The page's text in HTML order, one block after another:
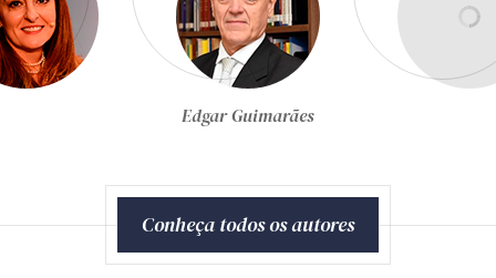
Egon Bockmann Moreira
Conheça todos os autores